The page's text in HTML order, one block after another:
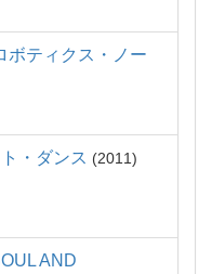
ティクス・ノー
・ダンス
2011
AND